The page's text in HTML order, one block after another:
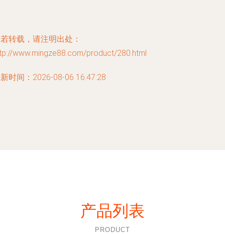
转载，请注明出处：
www.mingze88.com/product/280.html
时间：2026-08-06 16:47:28
产品列表
PRODUCT